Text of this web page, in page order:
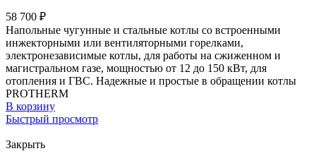
58 700 ₽
Напольные чугунные и стальные котлы со встроенными
инжекторными или вентиляторными горелками,
электронезависимые котлы, для работы на сжиженном и
магистральном газе, мощностью от 12 до 150 кВт, для
отопления и ГВС. Надежные и простые в обращении котлы
PROTHERM
В корзину
Быстрый просмотр
Закрыть